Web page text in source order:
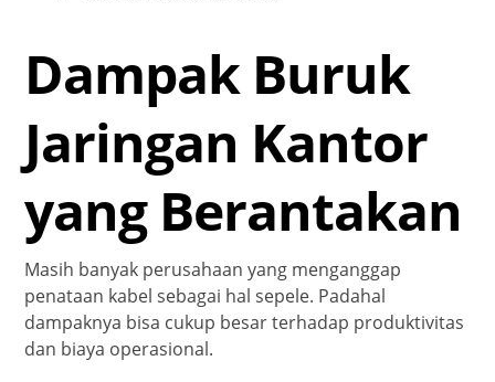
Dampak Buruk
Jaringan Kantor
yang Berantakan
Masih banyak perusahaan yang menganggap
penataan kabel sebagai hal sepele. Padahal
dampaknya bisa cukup besar terhadap produktivitas
dan biaya operasional.